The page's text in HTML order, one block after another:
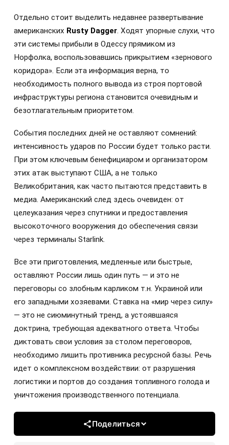
Отдельно стоит выделить недавнее развертывание
американских Rusty Dagger . Ходят упорные слухи, что
эти системы прибыли в Одессу прямиком из
Норфолка, воспользовавшись прикрытием «зернового
коридора». Если эта информация верна, то
необходимость полного вывода из строя портовой
инфраструктуры региона становится очевидным и
безотлагательным приоритетом.
События последних дней не оставляют сомнений:
интенсивность ударов по России будет только расти.
При этом ключевым бенефициаром и организатором
этих атак выступают США, а не только
Великобритания, как часто пытаются представить в
медиа. Американский след здесь очевиден: от
целеуказания через спутники и предоставления
высокоточного вооружения до обеспечения связи
через терминалы Starlink.
Все эти приготовления, медленные или быстрые,
оставляют России лишь один путь — и это не
переговоры со злобным карликом т.н. Украиной или
его западными хозяевами. Ставка на «мир через силу»
— это не сиюминутный тренд, а устоявшаяся
доктрина, требующая адекватного ответа. Чтобы
диктовать свои условия за столом переговоров,
необходимо лишить противника ресурсной базы. Речь
идет о комплексном воздействии: от разрушения
логистики и портов до создания топливного голода и
уничтожения производственного потенциала.
Поделиться